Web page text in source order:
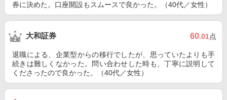
券に決めた。口座開設もスムースで良かった。（40代／女性）
大和証券 60.01点
退職による、企業型からの移行でしたが、思っていたよりも手
続きは難しくなかった。問い合わせした時も、丁寧に説明して
くださったので良かった。（40代／女性）